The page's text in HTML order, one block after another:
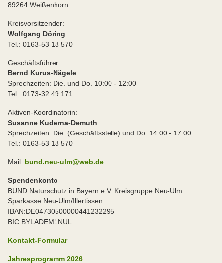
89264 Weißenhorn
Kreisvorsitzender:
Wolfgang Döring
Tel.: 0163-53 18 570
Geschäftsführer:
Bernd Kurus-Nägele
Sprechzeiten: Die. und Do. 10:00 - 12:00
Tel.: 0173-32 49 171
Aktiven-Koordinatorin:
Susanne Kuderna-Demuth
Sprechzeiten: Die. (Geschäftsstelle) und Do. 14:00 - 17:00
Tel.: 0163-53 18 570
Mail: bund.neu-ulm@web.de
Spendenkonto
BUND Naturschutz in Bayern e.V. Kreisgruppe Neu-Ulm
Sparkasse Neu-Ulm/Illertissen
IBAN:DE04730500000441232295
BIC:BYLADEM1NUL
Kontakt-Formular
Jahresprogramm 2026